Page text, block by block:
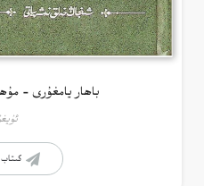
باھار يامغۇرى –